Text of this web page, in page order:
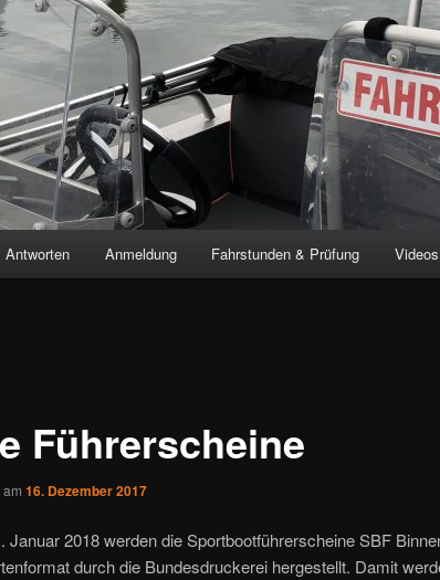
Antworten Anmeldung Fahrstunden & Prüfung Videos
Führerscheine
16. Dezember 2017
Januar 2018 werden die Sportbootführerscheine SBF
durch die Bundesdruckerei hergestellt. Damit